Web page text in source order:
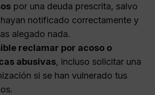
por una deuda prescrita, salvo
notificado correctamente y
alegado nada.
reclamar por acoso o
abusivas, incluso solicitar una
si se han vulnerado tus